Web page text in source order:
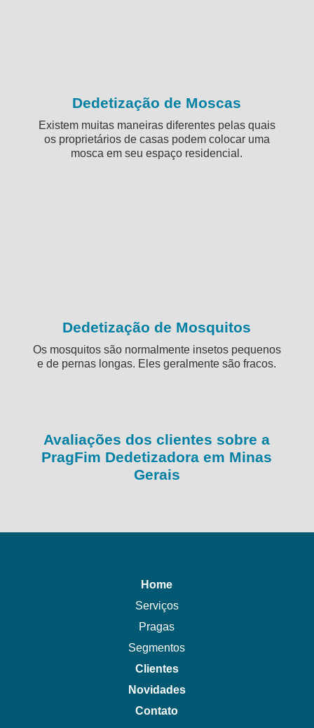
Dedetização de Moscas
Existem muitas maneiras diferentes pelas quais
os proprietários de casas podem colocar uma
mosca em seu espaço residencial.
Dedetização de Mosquitos
Os mosquitos são normalmente insetos pequenos
e de pernas longas. Eles geralmente são fracos.
Avaliações dos clientes sobre a
PragFim Dedetizadora em Minas
Gerais
Home
Serviços
Pragas
Segmentos
Clientes
Novidades
Contato